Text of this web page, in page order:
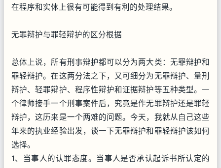
在程序和实体上很有可能得到有利的处理结果。
无罪辩护与罪轻辩护的区分根据
总体上说，所有刑事辩护都可以分为两大类：无罪辩护和
罪轻辩护。在这两分法之下，又可细分为无罪辩护、量刑
辩护、轻罪辩护、程序性辩护和证据辩护等五种类型。一
个律师接手一个刑事案件后，究竟是作无罪辩护还是罪轻
辩护，这历来是一个两难的问题。今天，我就从自己这些
年来的执业经验出发，谈一下无罪辩护和罪轻辩护该如何
选择。
1、当事人的认罪态度。当事人是否承认起诉书所认定的